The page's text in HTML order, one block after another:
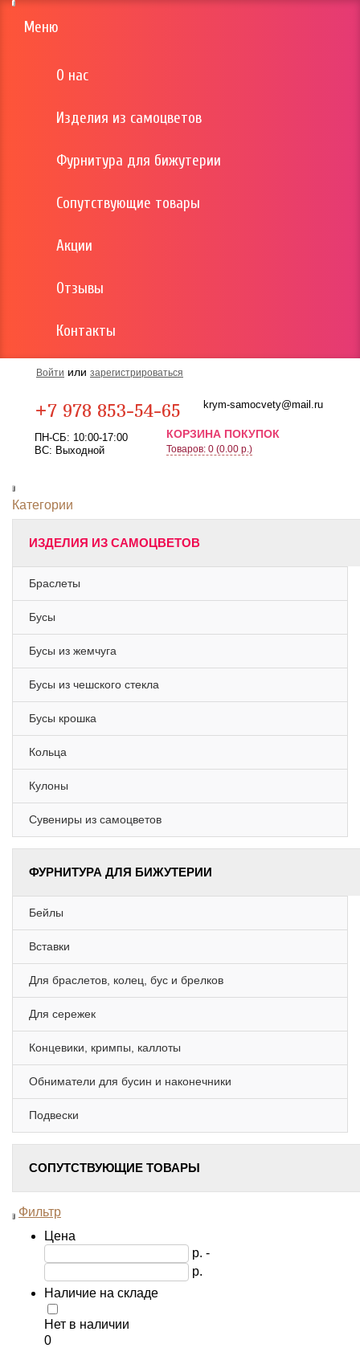
Войти или зарегистрироваться
+7 978 853-54-65 krym-samocvety@mail.ru
ПН-СБ: 10:00-17:00
ВС: Выходной
КОРЗИНА ПОКУПОК
Товаров: 0 (0.00 р.)
Toggle
navigation
Меню
О нас
Изделия из самоцветов
Фурнитура для бижутерии
Сопутствующие товары
Акции
Отзывы
Контакты
Toggle
navigation
Категории
ИЗДЕЛИЯ ИЗ САМОЦВЕТОВ
Браслеты
Бусы
Бусы из жемчуга
Бусы из чешского стекла
Бусы крошка
Кольца
Кулоны
Сувениры из самоцветов
ФУРНИТУРА ДЛЯ БИЖУТЕРИИ
Бейлы
Вставки
Для браслетов, колец, бус и брелков
Для сережек
Концевики, кримпы, каллоты
Обниматели для бусин и наконечники
Подвески
СОПУТСТВУЮЩИЕ ТОВАРЫ
Toggle
navigation
Фильтр
Цена
р. -
р.
Наличие на складе
Нет в наличии
0